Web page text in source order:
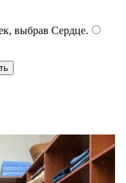
выбрав Сердце.